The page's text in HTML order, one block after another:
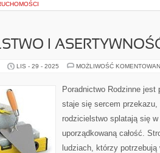
I
LIS - 29 - 2025 MOŻLIWOŚĆ
Poradnictwo Rodzinne
staje się sercem
rodzicielstwo splatają się
uporządkowaną całość.
ludziach, którzy